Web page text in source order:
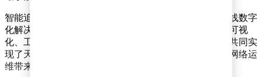
智能追焦单元，作为中国移动与华为携手打造的基站天线数字
化解决方案，具备三大核心数字化能力：拓扑关系实时可视
化、工参信息实时感知、多维波束实时可调。这些能力共同实
现了天馈系统的远程、实时、精确管理，为辽宁移动的网络运
维带来了革命性的变化。